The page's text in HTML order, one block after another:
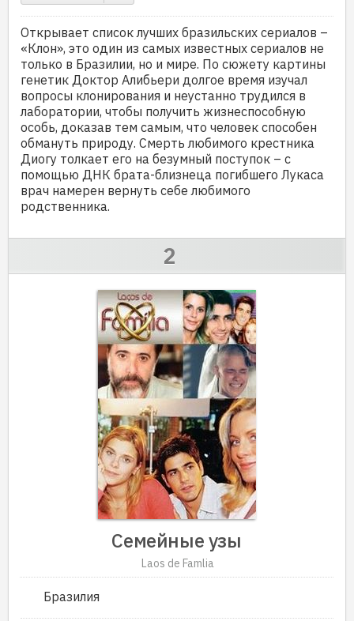
Открывает список лучших бразильских сериалов –
«Клон», это один из самых известных сериалов не
только в Бразилии, но и мире. По сюжету картины
генетик Доктор Алибьери долгое время изучал
вопросы клонирования и неустанно трудился в
лаборатории, чтобы получить жизнеспособную
особь, доказав тем самым, что человек способен
обмануть природу. Смерть любимого крестника
Диогу толкает его на безумный поступок – с
помощью ДНК брата-близнеца погибшего Лукаса
врач намерен вернуть себе любимого
родственника.
Семейные узы
Laos de Famlia
Бразилия